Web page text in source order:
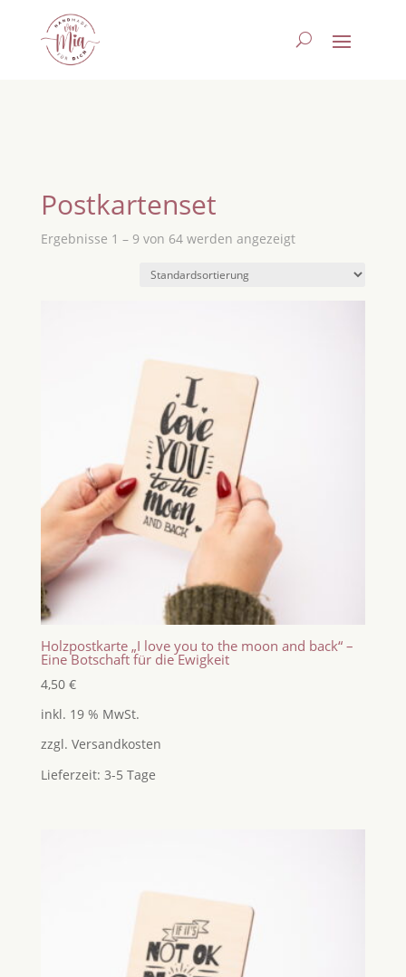
Postkartenset
Ergebnisse 1 – 9 von 64 werden angezeigt
Holzpostkarte „I love you to the moon and back“ –
Eine Botschaft für die Ewigkeit
4,50 €
inkl. 19 % MwSt.
zzgl. Versandkosten
Lieferzeit: 3-5 Tage